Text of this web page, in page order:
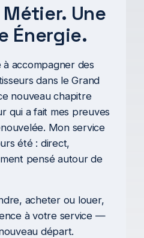
Métier. Une
Énergie.
accompagner des
dans le Grand
nouveau chapitre
qui a fait mes preuves
Mon service
été : direct,
pensé autour de
acheter ou louer,
à votre service —
départ.